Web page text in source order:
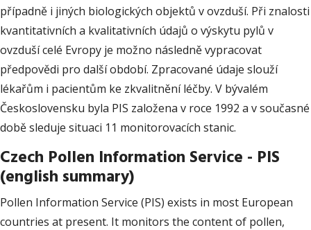
případně i jiných biologických objektů v ovzduší. Při znalosti
kvantitativních a kvalitativních údajů o výskytu pylů v
ovzduší celé Evropy je možno následně vypracovat
předpovědi pro další období. Zpracované údaje slouží
lékařům i pacientům ke zkvalitnění léčby. V bývalém
Československu byla PIS založena v roce 1992 a v současné
době sleduje situaci 11 monitorovacích stanic.
Czech Pollen Information Service - PIS
(english summary)
Pollen Information Service (PIS) exists in most European
countries at present. It monitors the content of pollen,